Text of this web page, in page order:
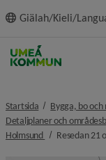
innehållet
Giälah/Kieli/
Startsida Bygga, bo och
Detaljplaner och
Holmsund nivå iResedan 21